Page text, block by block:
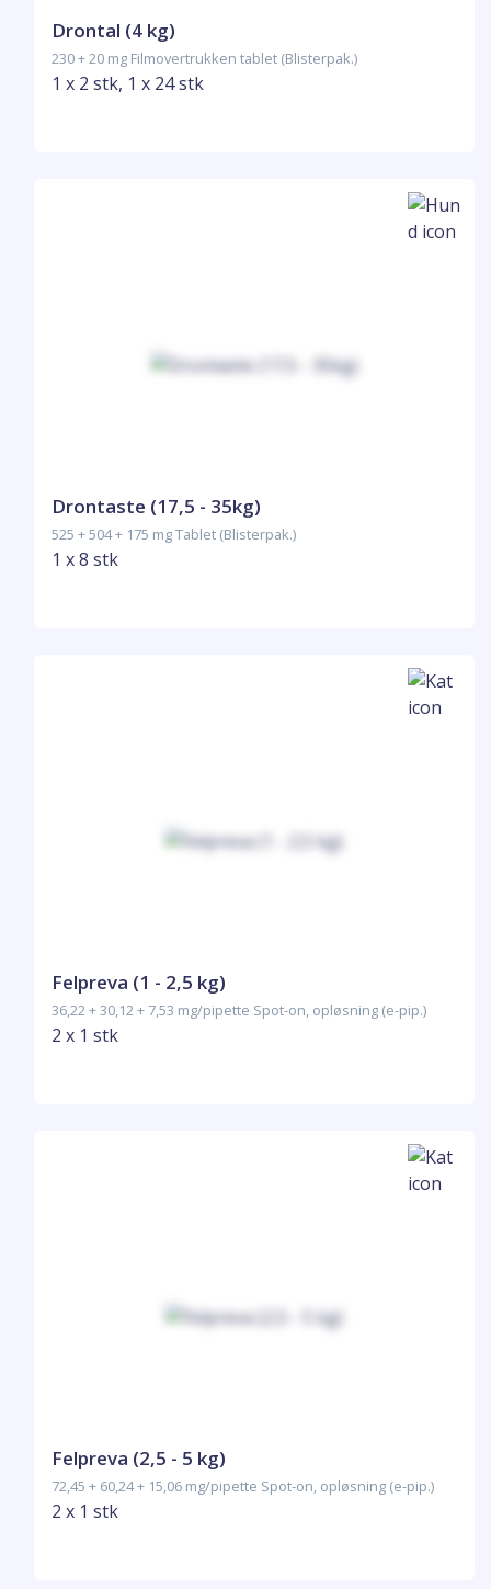
Drontal (4 kg)
230 + 20 mg Filmovertrukken tablet (Blisterpak.)
1 x 2 stk, 1 x 24 stk
Drontaste (17,5 - 35kg)
525 + 504 + 175 mg Tablet (Blisterpak.)
1 x 8 stk
Felpreva (1 - 2,5 kg)
36,22 + 30,12 + 7,53 mg/pipette Spot-on, opløsning (e-pip.)
2 x 1 stk
Felpreva (2,5 - 5 kg)
72,45 + 60,24 + 15,06 mg/pipette Spot-on, opløsning (e-pip.)
2 x 1 stk